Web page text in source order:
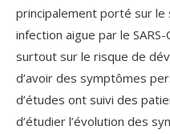
principalement porté sur
infection aigue par le
surtout sur le risque de
d’avoir des symptômes
d’études ont suivi des
d’étudier l’évolution des